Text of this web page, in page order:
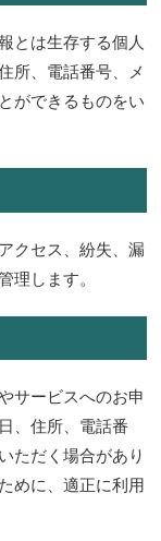
とは生存する個人
所、電話番号、メ
ができるものをい
クセス、紛失、漏
理します。
サービスへのお申
、住所、電話番
ただく場合があり
めに、適正に利用